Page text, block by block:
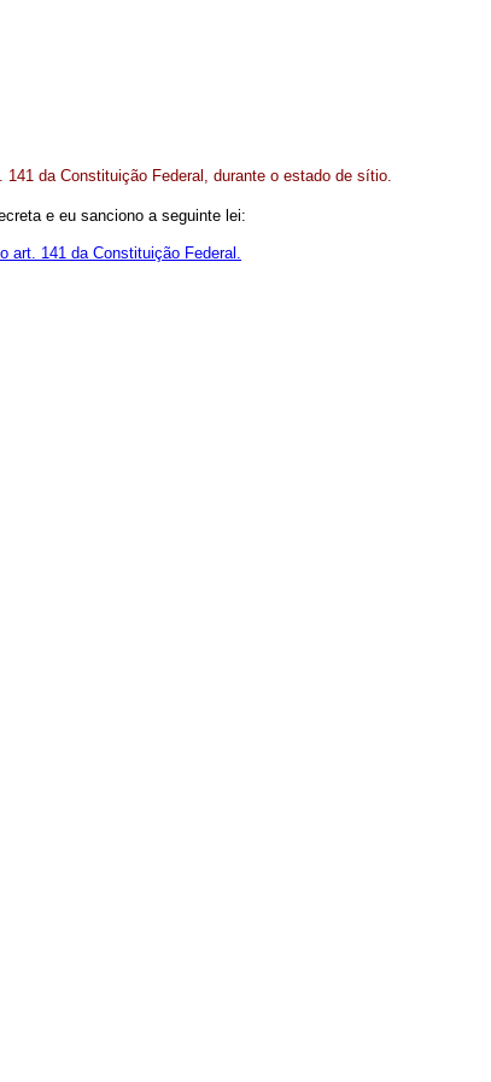
141 da Constituição Federal, durante o estado de sítio.
e eu sanciono a seguinte lei:
art. 141 da Constituição Federal.